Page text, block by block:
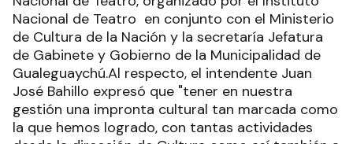
Nacional de Teatro en conjunto con el Ministerio
de Cultura de la Nación y la secretaría Jefatura
de Gabinete y Gobierno de la Municipalidad de
Gualeguaychú.Al respecto, el intendente Juan
José Bahillo expresó que "tener en nuestra
gestión una impronta cultural tan marcada como
la que hemos logrado, con tantas actividades